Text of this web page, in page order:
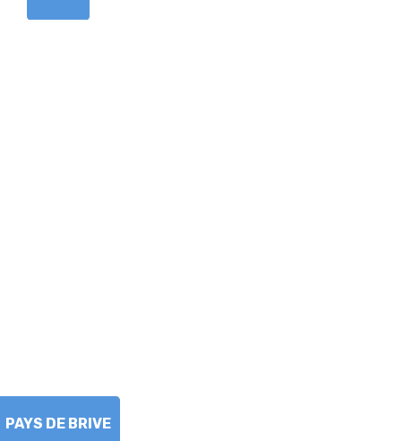
PAYS DE BRIVE